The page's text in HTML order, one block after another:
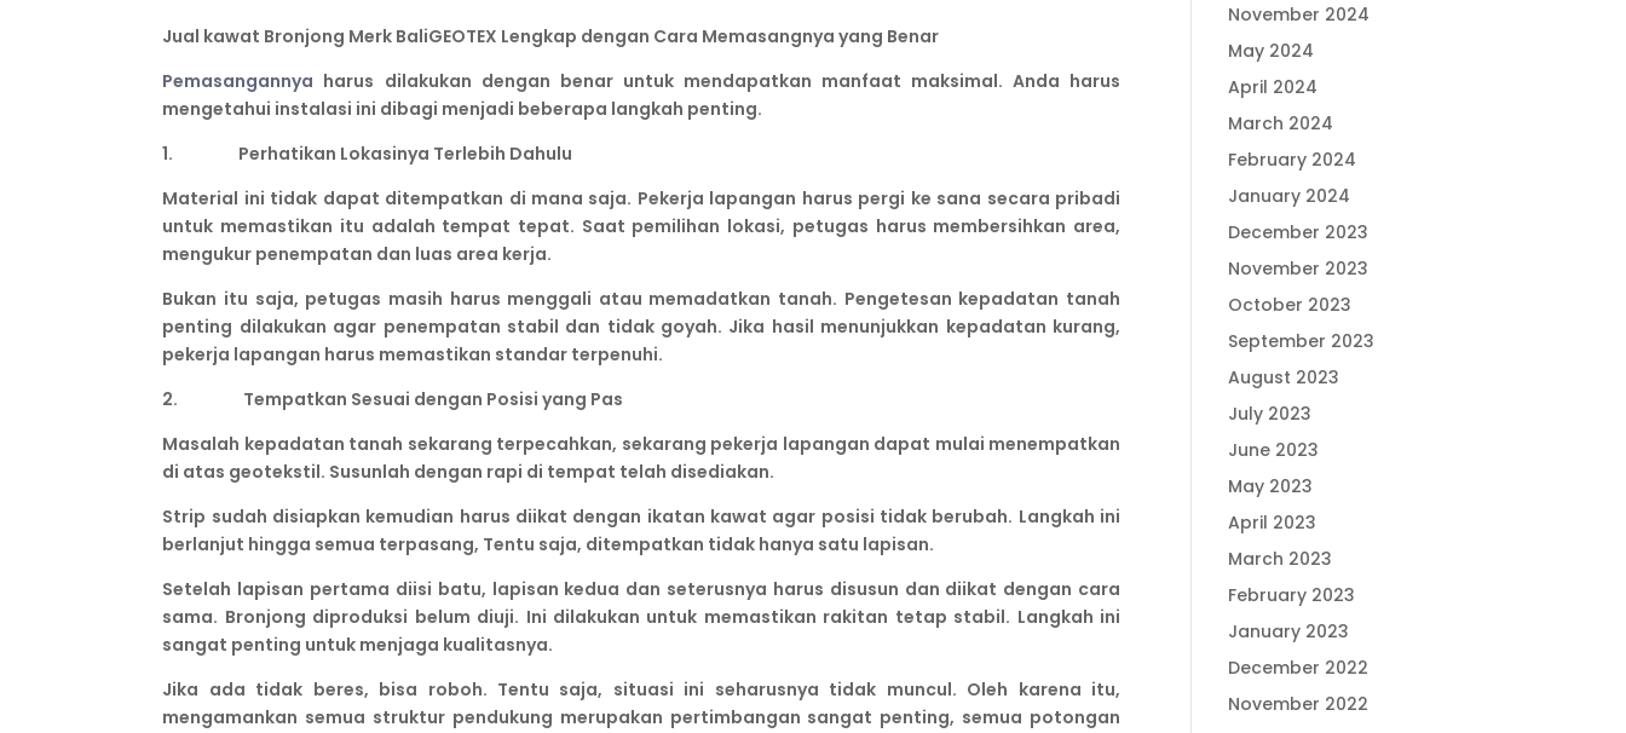
Jual kawat Bronjong Merk BaliGEOTEX Lengkap dengan Cara Memasangnya yang Benar
Pemasangannya harus dilakukan dengan benar untuk mendapatkan manfaat maksimal. Anda harus
mengetahui instalasi ini dibagi menjadi beberapa langkah penting.
1. Perhatikan Lokasinya Terlebih Dahulu
Material ini tidak dapat ditempatkan di mana saja. Pekerja lapangan harus pergi ke sana secara pribadi
untuk memastikan itu adalah tempat tepat. Saat pemilihan lokasi, petugas harus membersihkan area,
mengukur penempatan dan luas area kerja.
Bukan itu saja, petugas masih harus menggali atau memadatkan tanah. Pengetesan kepadatan tanah
penting dilakukan agar penempatan stabil dan tidak goyah. Jika hasil menunjukkan kepadatan kurang,
pekerja lapangan harus memastikan standar terpenuhi.
2. Tempatkan Sesuai dengan Posisi yang Pas
Masalah kepadatan tanah sekarang terpecahkan, sekarang pekerja lapangan dapat mulai menempatkan
di atas geotekstil. Susunlah dengan rapi di tempat telah disediakan.
Strip sudah disiapkan kemudian harus diikat dengan ikatan kawat agar posisi tidak berubah. Langkah ini
berlanjut hingga semua terpasang, Tentu saja, ditempatkan tidak hanya satu lapisan.
Setelah lapisan pertama diisi batu, lapisan kedua dan seterusnya harus disusun dan diikat dengan cara
sama. Bronjong diproduksi belum diuji. Ini dilakukan untuk memastikan rakitan tetap stabil. Langkah ini
sangat penting untuk menjaga kualitasnya.
Jika ada tidak beres, bisa roboh. Tentu saja, situasi ini seharusnya tidak muncul. Oleh karena itu,
mengamankan semua struktur pendukung merupakan pertimbangan sangat penting, semua potongan
November 2024
May 2024
April 2024
March 2024
February 2024
January 2024
December 2023
November 2023
October 2023
September 2023
August 2023
July 2023
June 2023
May 2023
April 2023
March 2023
February 2023
January 2023
December 2022
November 2022